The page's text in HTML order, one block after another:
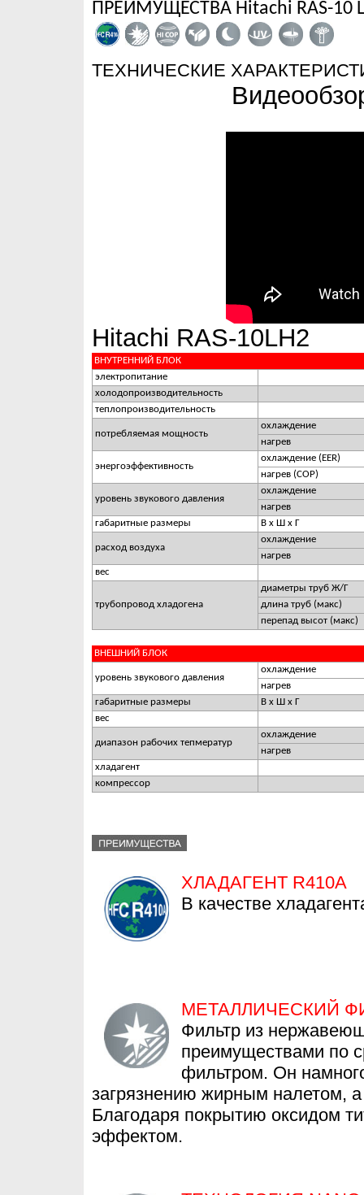
ПРЕИМУЩЕСТВА Hitachi RAS-10
ТЕХНИЧЕСКИЕ
Hitachi RAS-10LH2
ВНУТРЕННИЙ БЛОК
электропитание
холодопроизводительность
теплопроизводительность
потребляемая мощность
охлаждение
нагрев
энергоэффективность
охлаждение (EER)
нагрев (COP)
уровень звукового давления
охлаждение
нагрев
габаритные размеры
В х Ш х Г
расход воздуха
охлаждение
нагрев
вес
трубопровод хладогена
диаметры труб Ж/Г
длина труб (макс)
перепад высот (макс)
ВНЕШНИЙ БЛОК
уровень звукового давления
охлаждение
нагрев
габаритные размеры
В х Ш х Г
вес
диапазон рабочих тепмератур
охлаждение
нагрев
хладагент
компрессор
ХЛАДАГЕНТ R410A
В качестве
МЕТАЛЛИЧЕСКИЙ
Фильтр из
преимуществами по
фильтром. Он
загрязнению жирным налетом, а
Благодаря покрытию оксидом
эффектом.